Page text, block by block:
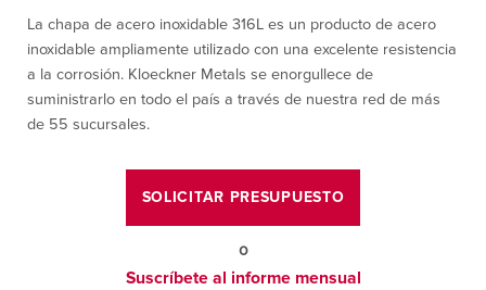
La chapa de acero inoxidable 316L es un producto de acero
inoxidable ampliamente utilizado con una excelente resistencia
a la corrosión. Kloeckner Metals se enorgullece de
suministrarlo en todo el país a través de nuestra red de más
de 55 sucursales.
SOLICITAR PRESUPUESTO
o
Suscríbete al informe mensual